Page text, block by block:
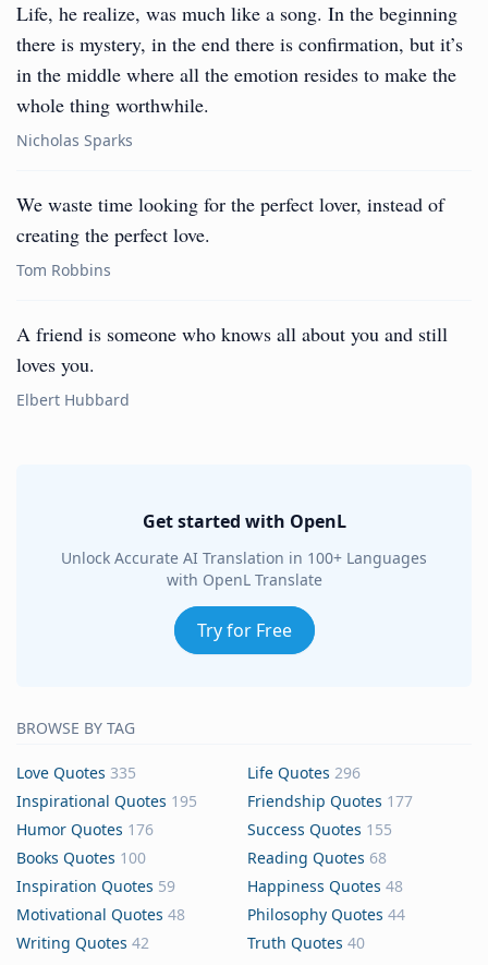
Life, he realize, was much like a song. In the beginning
there is mystery, in the end there is confirmation, but it’s
in the middle where all the emotion resides to make the
whole thing worthwhile.
Nicholas Sparks
We waste time looking for the perfect lover, instead of
creating the perfect love.
Tom Robbins
A friend is someone who knows all about you and still
loves you.
Elbert Hubbard
Get started with OpenL
Unlock Accurate AI Translation in 100+ Languages
with OpenL Translate
Try for Free
BROWSE BY TAG
Love Quotes 335 Life Quotes 296
Inspirational Quotes 195 Friendship Quotes 177
Humor Quotes 176 Success Quotes 155
Books Quotes 100 Reading Quotes 68
Inspiration Quotes 59 Happiness Quotes 48
Motivational Quotes 48 Philosophy Quotes 44
Writing Quotes 42 Truth Quotes 40